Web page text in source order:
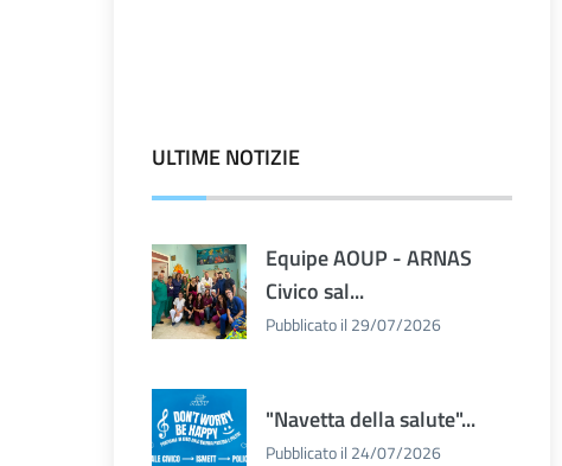
ULTIME NOTIZIE
Equipe AOUP - ARNAS
Civico sal...
Pubblicato il 29/07/2026
"Navetta della salute"...
Pubblicato il 24/07/2026